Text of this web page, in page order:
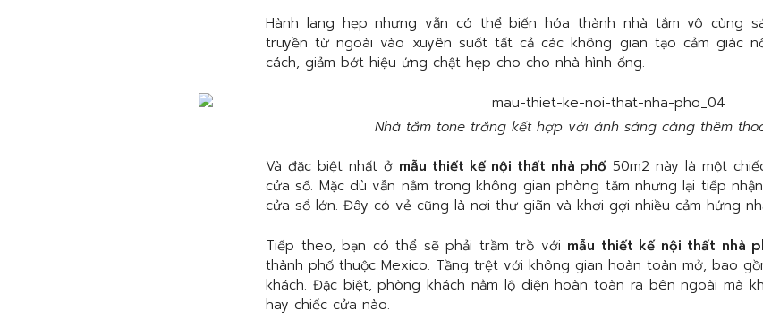
Hành lang hẹp nhưng vẫn có thể biến hóa thành nhà tắm vô cùng
truyền từ ngoài vào xuyên suốt tất cả các không gian tạo cảm giác
cách, giảm bớt hiệu ứng chật hẹp cho cho nhà hình ống.
Nhà tắm tone trắng kết hợp với ánh sáng càng thêm
Và đặc biệt nhất ở mẫu thiết kế nội thất nhà phố 50m2 này là một
cửa sổ. Mặc dù vẫn nằm trong không gian phòng tắm nhưng lại tiếp
cửa sổ lớn. Đây có vẻ cũng là nơi thư giãn và khơi gợi nhiều cảm hứng
Tiếp theo, bạn có thể sẽ phải trầm trồ với mẫu thiết kế nội thất nhà
thành phố thuộc Mexico. Tầng trệt với không gian hoàn toàn mở, bao
khách. Đặc biệt, phòng khách nằm lộ diện hoàn toàn ra bên ngoài mà
hay chiếc cửa nào.